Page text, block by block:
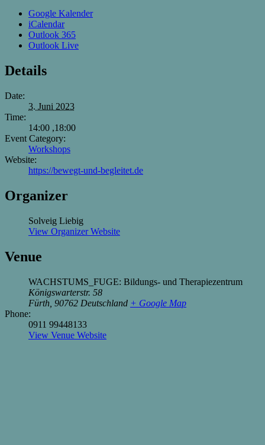
Google Kalender
iCalendar
Outlook 365
Outlook Live
Details
Date:
3. Juni 2023
Time:
14:00 ,18:00
Event Category:
Workshops
Website:
https://bewegt-und-begleitet.de
Organizer
Solveig Liebig
View Organizer Website
Venue
WACHSTUMS_FUGE: Bildungs- und Therapiezentrum
Königswarterstr. 58
Fürth 90762 Deutschland + Google Map
Phone:
0911 99448133
View Venue Website